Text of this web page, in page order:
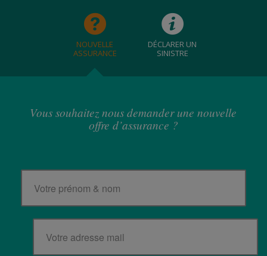
NOUVELLE
ASSURANCE
DÉCLARER UN
SINISTRE
Vous souhaitez nous demander une nouvelle
offre d’assurance ?